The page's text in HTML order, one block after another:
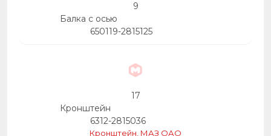
9
Балка с осью
650119-2815125
17
Кронштейн
6312-2815036
Кронштейн, МАЗ ОАО